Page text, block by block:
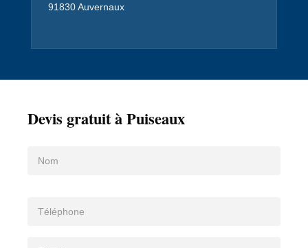
91830 Auvernaux
Devis gratuit à Puiseaux